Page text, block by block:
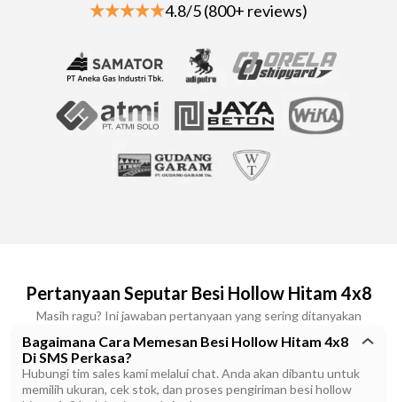
4.8/5 (800+ reviews)
Pertanyaan Seputar Besi Hollow Hitam 4x8
Masih ragu? Ini jawaban pertanyaan yang sering ditanyakan
Bagaimana Cara Memesan Besi Hollow Hitam 4x8
Di SMS Perkasa?
Hubungi tim sales kami melalui chat. Anda akan dibantu untuk
memilih ukuran, cek stok, dan proses pengiriman besi hollow